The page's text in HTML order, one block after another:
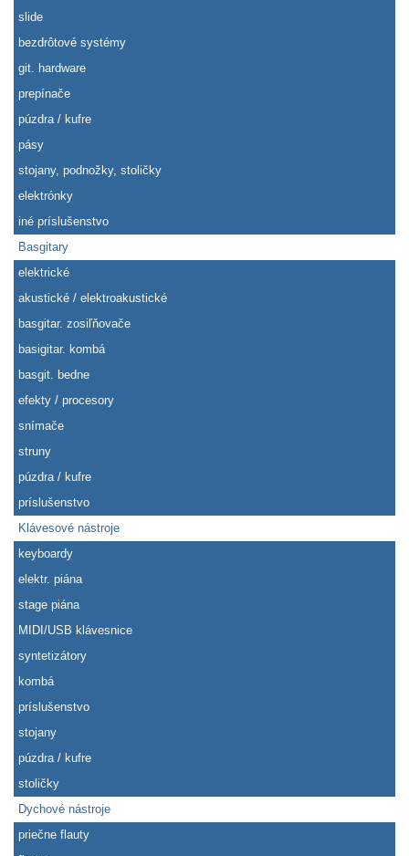
slide
bezdrôtové systémy
git. hardware
prepínače
púzdra / kufre
pásy
stojany, podnožky, stoličky
elektrónky
iné príslušenstvo
Basgitary
elektrické
akustické / elektroakustické
basgitar. zosiľňovače
basigitar. kombá
basgit. bedne
efekty / procesory
snímače
struny
púzdra / kufre
príslušenstvo
Klávesové nástroje
keyboardy
elektr. piána
stage piána
MIDI/USB klávesnice
syntetizátory
kombá
príslušenstvo
stojany
púzdra / kufre
stoličky
Dychové nástroje
priečne flauty